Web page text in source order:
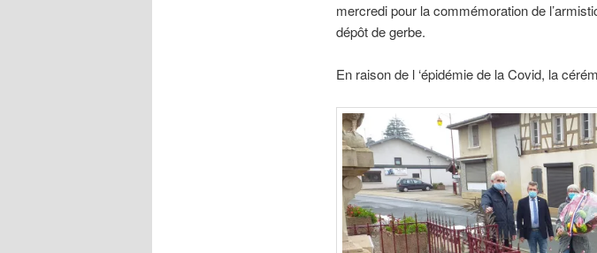
mercredi pour la commémoration de
dépôt de gerbe.
En raison de l ‘épidémie de la Covid, la